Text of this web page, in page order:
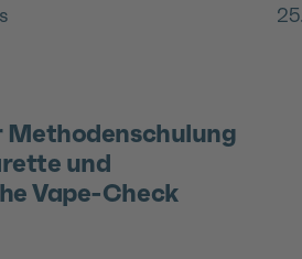
Methodenschulung
und
Vape-Check